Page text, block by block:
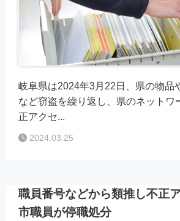
岐阜県は2024年3月22日、県の物品
など窃盗を繰り返し、県のネットワ
正アクセ...
2024.03.25
職員番号などから類推し不正
市職員が停職処分